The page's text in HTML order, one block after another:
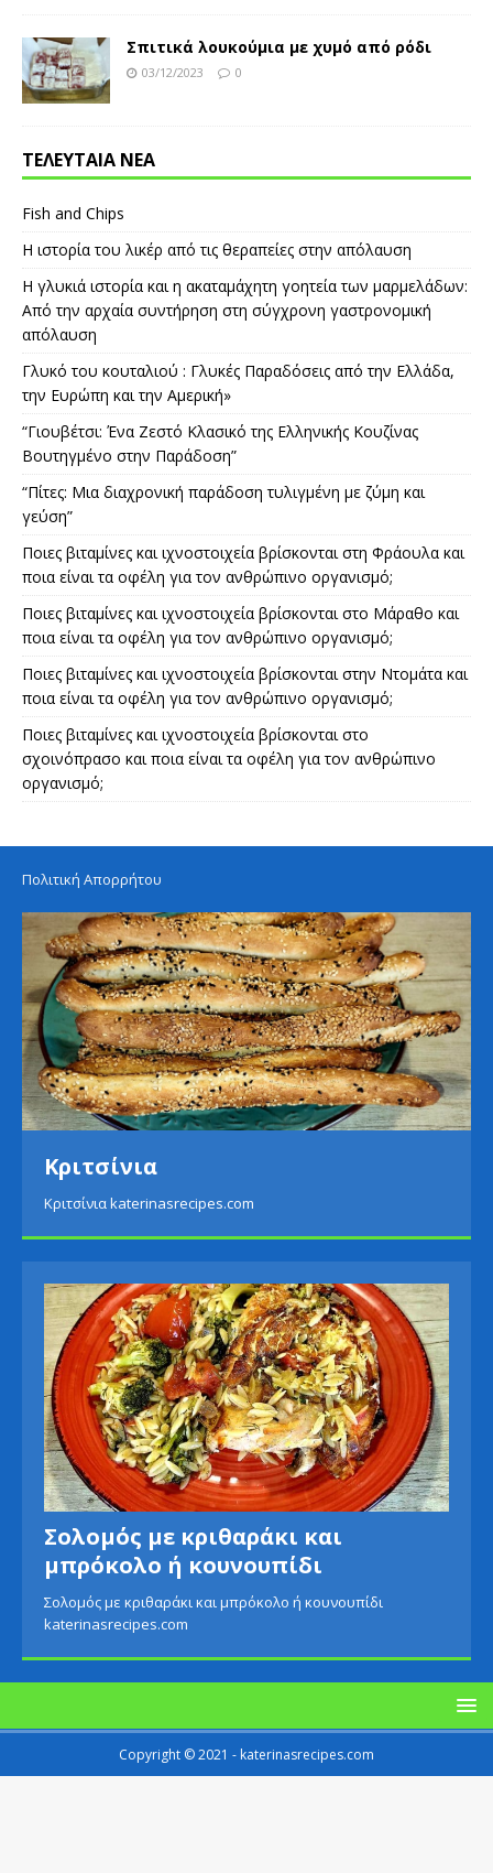
Σπιτικά λουκούμια με χυμό από ρόδι
03/12/2023 0
ΤΕΛΕΥΤΑΙΑ ΝΕΑ
Fish and Chips
Η ιστορία του λικέρ από τις θεραπείες στην απόλαυση
Η γλυκιά ιστορία και η ακαταμάχητη γοητεία των μαρμελάδων:
Από την αρχαία συντήρηση στη σύγχρονη γαστρονομική
απόλαυση
Γλυκό του κουταλιού : Γλυκές Παραδόσεις από την Ελλάδα,
την Ευρώπη και την Αμερική»
“Γιουβέτσι: Ένα Ζεστό Κλασικό της Ελληνικής Κουζίνας
Βουτηγμένο στην Παράδοση”
“Πίτες: Μια διαχρονική παράδοση τυλιγμένη με ζύμη και
γεύση”
Ποιες βιταμίνες και ιχνοστοιχεία βρίσκονται στη Φράουλα και
ποια είναι τα οφέλη για τον ανθρώπινο οργανισμό;
Ποιες βιταμίνες και ιχνοστοιχεία βρίσκονται στο Μάραθο και
ποια είναι τα οφέλη για τον ανθρώπινο οργανισμό;
Ποιες βιταμίνες και ιχνοστοιχεία βρίσκονται στην Ντομάτα και
ποια είναι τα οφέλη για τον ανθρώπινο οργανισμό;
Ποιες βιταμίνες και ιχνοστοιχεία βρίσκονται στο
σχοινόπρασο και ποια είναι τα οφέλη για τον ανθρώπινο
οργανισμό;
Πολιτική Απορρήτου
Κριτσίνια
Κριτσίνια katerinasrecipes.com
Σολομός με κριθαράκι και
μπρόκολο ή κουνουπίδι
Σολομός με κριθαράκι και μπρόκολο ή κουνουπίδι
katerinasrecipes.com
Copyright © 2021 - katerinasrecipes.com